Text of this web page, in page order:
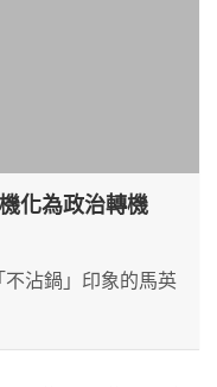
化為政治轉機
沾鍋」印象的馬英